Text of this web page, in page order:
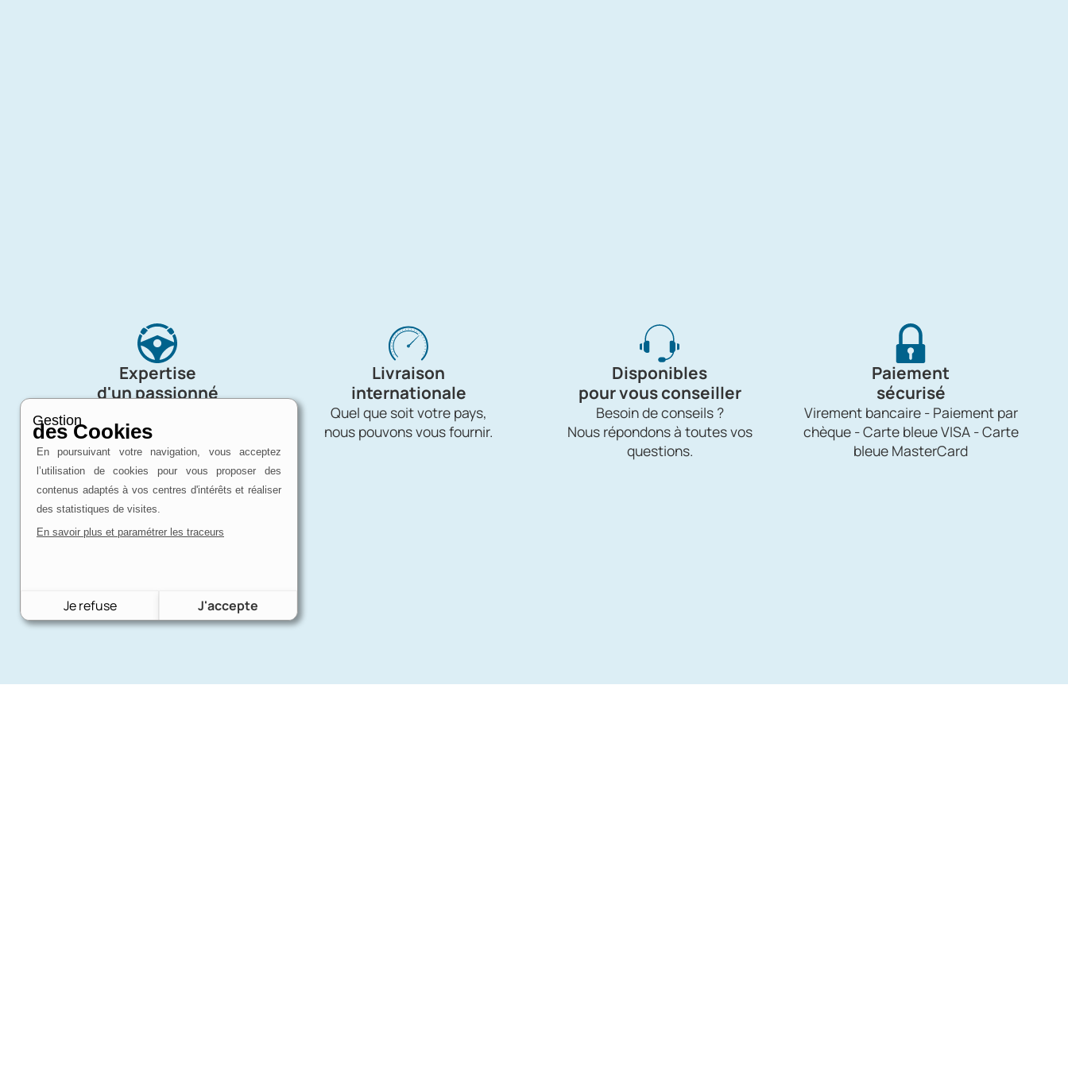
Expertise
d'un passionné
Charron Auto Rétro, c'est avant tout
une affaire de passion !
Livraison
internationale
Quel que soit votre pays,
nous pouvons vous fournir.
Disponibles
pour vous conseiller
Besoin de conseils ?
Nous répondons à toutes vos
questions.
Paiement
sécurisé
Virement bancaire - Paiement par
chèque - Carte bleue VISA - Carte
bleue MasterCard
Gestion
des Cookies
En poursuivant votre navigation, vous acceptez
l’utilisation de cookies pour vous proposer des
contenus adaptés à vos centres d'intérêts et réaliser
des statistiques de visites.
En savoir plus et paramétrer les traceurs
Je refuse J'accepte